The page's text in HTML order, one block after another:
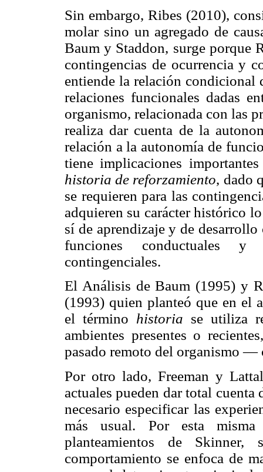
Sin embargo, Ribes (2010),
molar sino un agregado de
Baum y Staddon, surge porque
contingencias de ocurrencia y
entiende la relación condicional
relaciones funcionales dadas
organismo, relacionada con las
realiza dar cuenta de la
relación a la autonomía de
tiene implicaciones
historia de reforzamiento, dado
se requieren para las
adquieren su carácter histórico
sí de aprendizaje y de
funciones conductuales y
contingenciales.
El Análisis de Baum (1995) y
(1993) quien planteó que en el
el término historia se utiliza
ambientes presentes o
pasado remoto del organismo —
Por otro lado, Freeman y
actuales pueden dar total
necesario especificar las
más usual. Por esta
planteamientos de
comportamiento se enfoca de